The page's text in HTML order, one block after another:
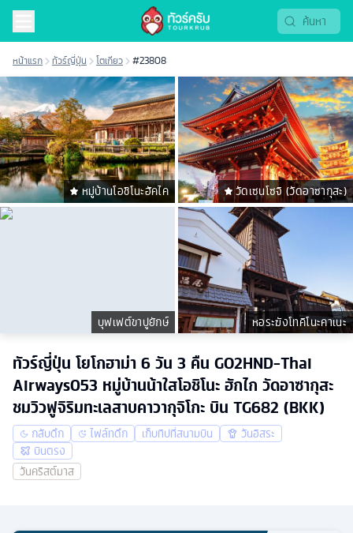
หน้าแรก ทัวร์ญี่ปุ่น โตเกียว #23808
หมู่บ้านโอชิโนะฮัคไค วัดเซนโซจิ (วัดอาซากุสะ)
บุฟเฟต์ขาปูยักษ์ หอระฆังโทคิโนะคาเนะ
ทัวร์ญี่ปุ่น โยโกฮาม่า 6 วัน 3 คืน GO2HND-Thai
Airways053 หมู่บ้านน้าใสโอชิโนะ ฮักไก วัดอาซากุสะ
ชมวิวฟูจิริมทะเลสาบคาวากุจิโกะ บิน TG682 (BKK)
กลับดึก ไฟล์ทดึก เก็บทิปที่สนามบิน
วันอิสระ
บินตรง
วันคริสต์มาส